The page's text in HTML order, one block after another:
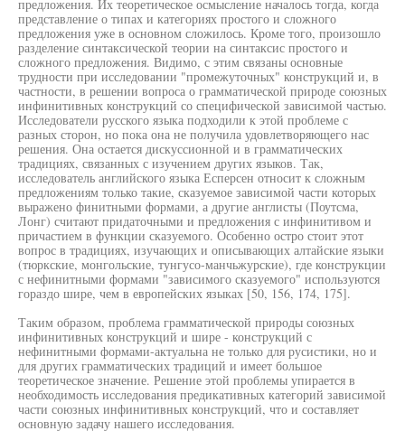
предложения. Их теоретическое осмысление началось тогда, когда
представление о типах и категориях простого и сложного
предложения уже в основном сложилось. Кроме того, произошло
разделение синтаксической теории на синтаксис простого и
сложного предложения. Видимо, с этим связаны основные
трудности при исследовании "промежуточных" конструкций и, в
частности, в решении вопроса о грамматической природе союзных
инфинитивных конструкций со специфической зависимой частью.
Исследователи русского языка подходили к этой проблеме с
разных сторон, но пока она не получила удовлетворяющего нас
решения. Она остается дискуссионной и в грамматических
традициях, связанных с изучением других языков. Так,
исследователь английского языка Есперсен относит к сложным
предложениям только такие, сказуемое зависимой части которых
выражено финитными формами, а другие англисты (Поутсма,
Лонг) считают придаточными и предложения с инфинитивом и
причастием в функции сказуемого. Особенно остро стоит этот
вопрос в традициях, изучающих и описывающих алтайские языки
(тюркские, монгольские, тунгусо-манчьжурские), где конструкции
с нефинитными формами "зависимого сказуемого" используются
гораздо шире, чем в европейских языках [50, 156, 174, 175].
Таким образом, проблема грамматической природы союзных
инфинитивных конструкций и шире - конструкций с
нефинитными формами-актуальна не только для русистики, но и
для других грамматических традиций и имеет большое
теоретическое значение. Решение этой проблемы упирается в
необходимость исследования предикативных категорий зависимой
части союзных инфинитивных конструкций, что и составляет
основную задачу нашего исследования.